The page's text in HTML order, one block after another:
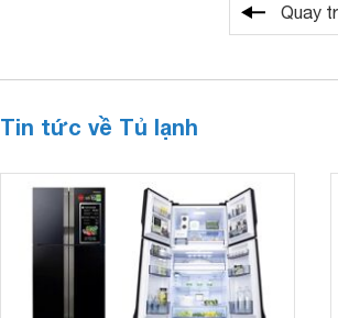
Quay
Tin tức về Tủ lạnh